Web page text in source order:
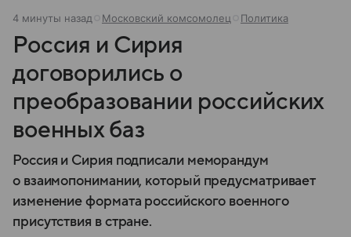
4 минуты назад Московский комсомолец Политика
Россия и Сирия
договорились о
преобразовании российских
военных баз
Россия и Сирия подписали меморандум
о взаимопонимании, который предусматривает
изменение формата российского военного
присутствия в стране.